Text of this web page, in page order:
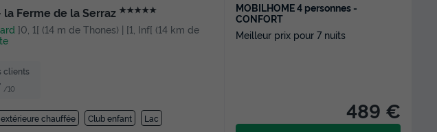
Ferme de la Serraz ★★★★★
]0, 1[ (14 m de Thones) | [1, Inf[ (14 km de
clients
/10
chauffée Club enfant
Lac
MOBILHOME 4 personnes -
CONFORT
Meilleur prix pour 7 nuits
489 €